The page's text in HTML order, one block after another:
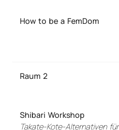
How to be a FemDom
Raum 2
Shibari Workshop
Takate-Kote-Alternativen für